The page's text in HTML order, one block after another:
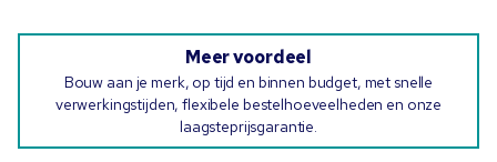
Meer voordeel
Bouw aan je merk, op tijd en binnen budget, met snelle
verwerkingstijden, flexibele bestelhoeveelheden en onze
laagsteprijsgarantie.